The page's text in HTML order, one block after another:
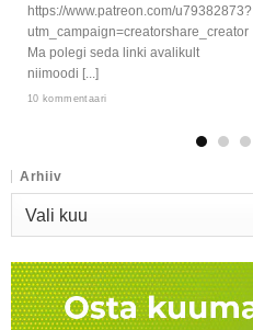
https://www.patreon.com/u79382873?
utm_campaign=creatorshare_creator
Ma polegi seda linki avalikult
niimoodi [...]
10 kommentaari
Arhiiv
Arhiiv